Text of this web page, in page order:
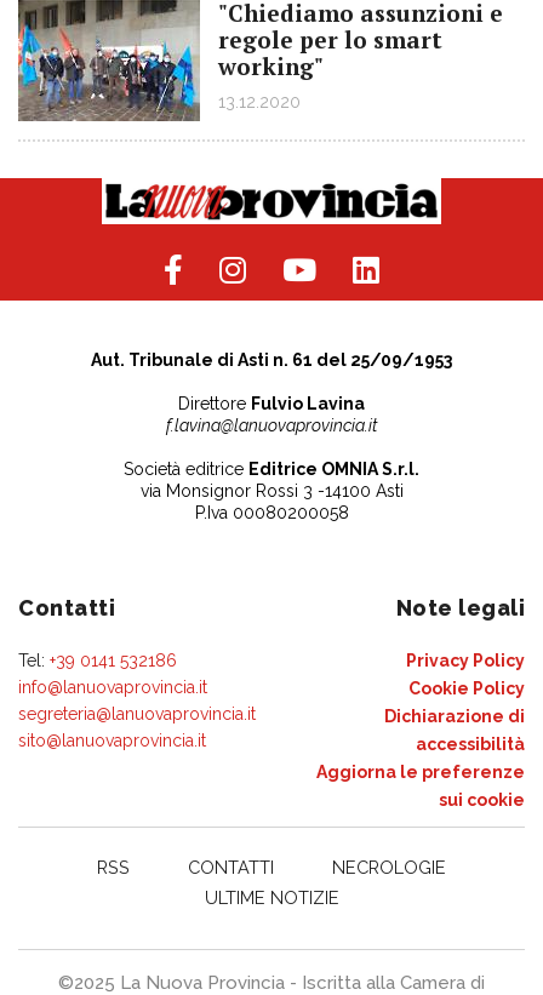
"Chiediamo assunzioni e
regole per lo smart
working"
13.12.2020
Aut. Tribunale di Asti n. 61 del 25/09/1953
Direttore Fulvio Lavina
f.lavina@lanuovaprovincia.it
Società editrice Editrice OMNIA S.r.l.
via Monsignor Rossi 3 -14100 Asti
P.Iva 00080200058
Contatti
Tel: +39 0141 532186
info@lanuovaprovincia.it
segreteria@lanuovaprovincia.it
sito@lanuovaprovincia.it
Note legali
Privacy Policy
Cookie Policy
Dichiarazione di
accessibilità
Aggiorna le preferenze
sui cookie
RSS CONTATTI
NECROLOGIE
ULTIME NOTIZIE
©2025 La Nuova Provincia - Iscritta alla Camera di